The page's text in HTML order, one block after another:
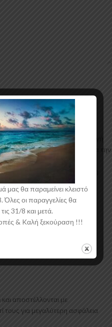
κατασκευάζεται από ABS
σε μηχανές
έχοντας άψογη εφαρμογή
που χρησιμοποιείται για την
Γυαλιστερό χρώμα και με
από προστατευτική μεμβράνη
αποστέλλονται με
τους για μεγαλύτερη ασφάλεια
θα παραμείνει κλειστό
Όλες οι παραγγελίες θα
31/8 και μετά.
& Kαλή ξεκούραση !!!